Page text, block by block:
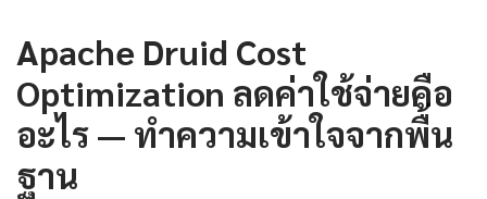
Apache Druid Cost
Optimization ลดค่าใช้จ่ายคือ
อะไร — ทำความเข้าใจจากพื้น
ฐาน